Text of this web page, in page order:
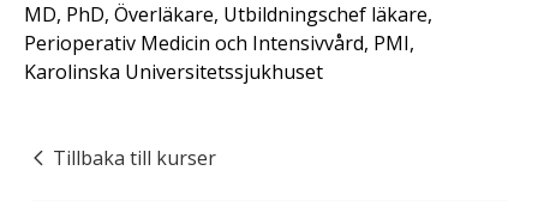
MD, PhD, Överläkare, Utbildningschef läkare,
Perioperativ Medicin och Intensivvård, PMI,
Karolinska Universitetssjukhuset
Tillbaka till kurser